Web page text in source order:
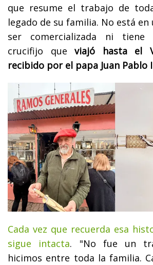
que resume el trabajo de
legado de su familia. No está
ser comercializada ni
crucifijo queviajó hasta el
recibido por el papa Juan Pablo
Cada vez que recuerda esa
sigue intacta. "No fue un
hicimos entre toda la familia.